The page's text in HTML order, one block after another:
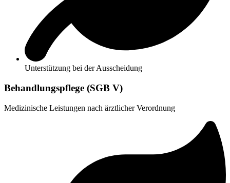
Unterstützung bei der Ausscheidung
Behandlungs­pflege (SGB V)
Medizinische Leistungen nach ärztlicher Verordnung